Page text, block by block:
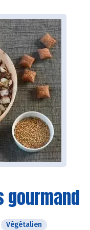
gourmand
Végétalien